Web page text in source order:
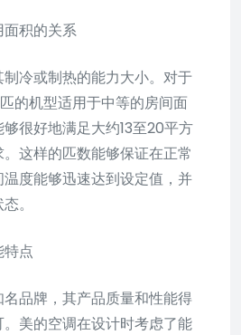
积的关系
冷或制热的能力大小。对于
的机型适用于中等的房间面
很好地满足大约13至20平方
这样的匹数能够保证在正常
度能够迅速达到设定值，并
。
点
品牌，其产品质量和性能得
美的空调在设计时考虑了能